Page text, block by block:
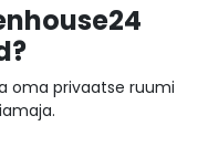
oma privaatse ruumi